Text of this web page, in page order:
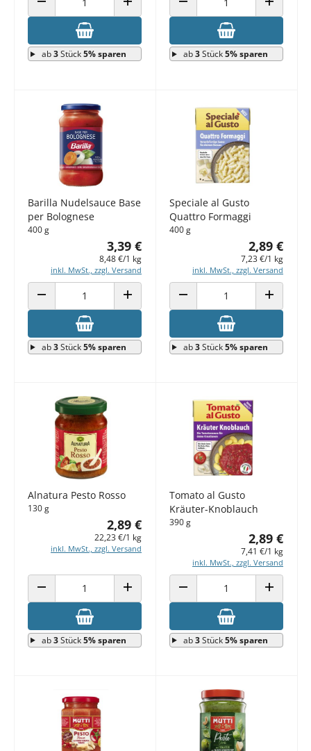
ANZAHL VERRINGERN ANZAHL ERHÖHEN
ab3Stück5% sparen
ANZAHL VERRINGERN ANZAHL
ab3Stück5% sparen
Barilla Nudelsauce Base
per Bolognese
400 g
3,39 €
8,48 €/1 kg
inkl. MwSt., zzgl. Versand
ANZAHL VERRINGERN ANZAHL ERHÖHEN
ab3Stück5% sparen
Speciale al Gusto
Quattro Formaggi
400 g
2,89 €
7,23 €/1 kg
inkl. MwSt., zzgl. Versand
ANZAHL VERRINGERN ANZAHL
ab3Stück5% sparen
Alnatura Pesto Rosso
130 g
2,89 €
22,23 €/1 kg
inkl. MwSt., zzgl. Versand
ANZAHL VERRINGERN ANZAHL ERHÖHEN
ab3Stück5% sparen
Tomato al Gusto
Kräuter-Knoblauch
390 g
2,89 €
7,41 €/1 kg
inkl. MwSt., zzgl. Versand
ANZAHL VERRINGERN ANZAHL
ab3Stück5% sparen